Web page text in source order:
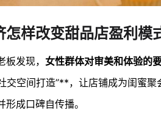
怎样改变甜品店盈利模
板发现， 女性群体对审美和体验的
交空间打造”**，让店铺成为闺蜜聚
形成口碑自传播。